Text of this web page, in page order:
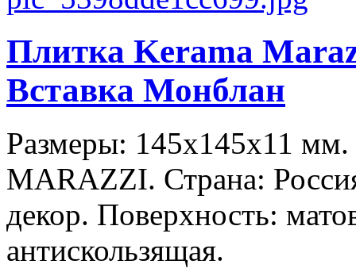
Плитка Kerama
Вставка Монблан
Размеры: 145x145x11
MARAZZI. Страна:
декор. Поверхность:
антискользящая.